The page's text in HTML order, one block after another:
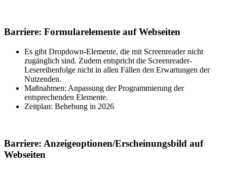
Barriere: Formularelemente auf Webseiten
Es gibt Dropdown-Elemente, die mit Screenreader nicht
zugänglich sind. Zudem entspricht die Screenreader-
Lesereihenfolge nicht in allen Fällen den Erwartungen der
Nutzenden.
Maßnahmen: Anpassung der Programmierung der
entsprechenden Elemente.
Zeitplan: Behebung in 2026
Barriere: Anzeigeoptionen/Erscheinungsbild auf
Webseiten